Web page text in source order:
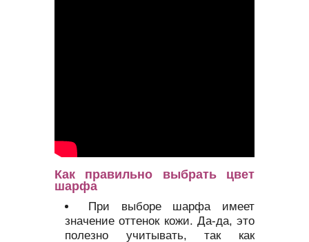
Как правильно выбрать цвет
шарфа
При выборе шарфа имеет
значение оттенок кожи. Да-да, это
полезно учитывать, так как